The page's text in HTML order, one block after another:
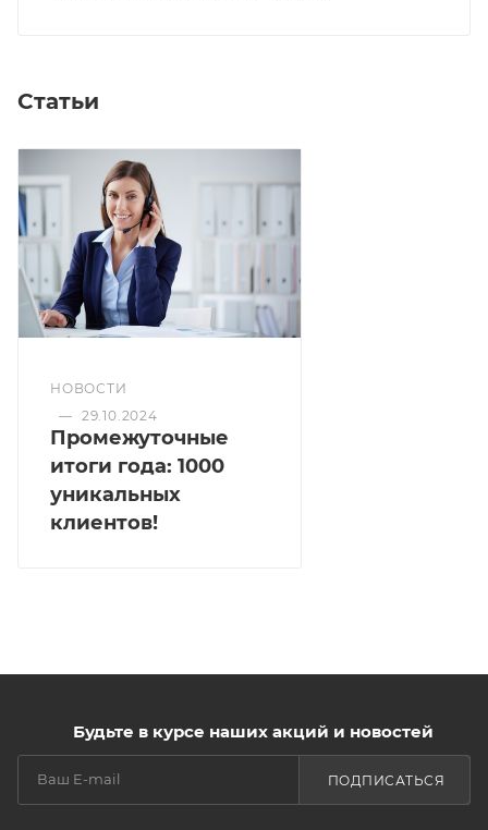
Статьи
НОВОСТИ
— 29.10.2024
Промежуточные
итоги года: 1000
уникальных
клиентов!
Будьте в курсе наших акций и новостей
ПОДПИСАТЬСЯ